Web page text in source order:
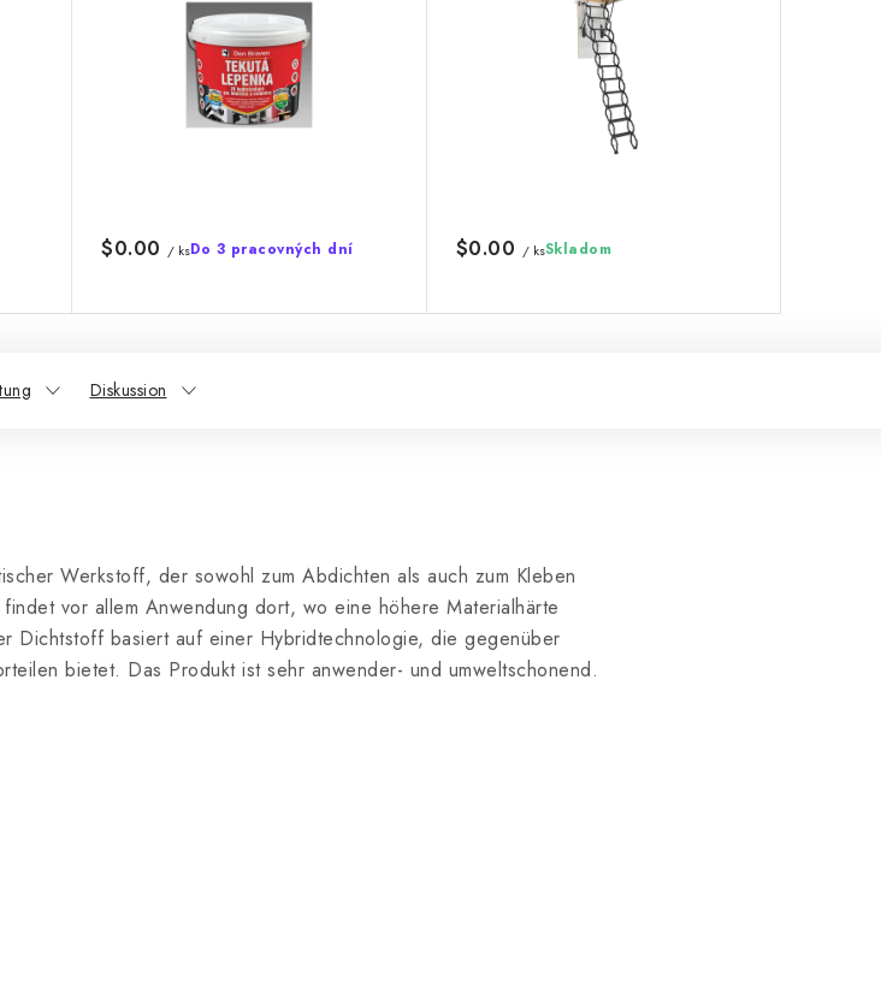
$0.00 / ksDo 3 pracovných dní $0.00 / ksSkladom
Diskussion
Werkstoff, der sowohl zum Abdichten als auch zum Kleben
vor allem Anwendung dort, wo eine höhere Materialhärte
Dichtstoff basiert auf einer Hybridtechnologie, die gegenüber
bietet. Das Produkt ist sehr anwender- und umweltschonend.